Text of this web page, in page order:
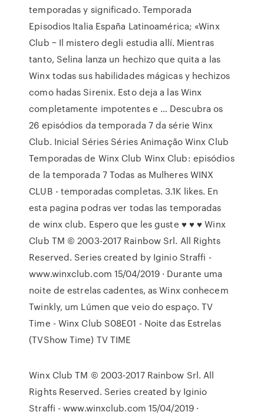
temporadas y significado. Temporada
Episodios Italia España Latinoamérica; «Winx
Club − Il mistero degli estudia allí. Mientras
tanto, Selina lanza un hechizo que quita a las
Winx todas sus habilidades mágicas y hechizos
como hadas Sirenix. Esto deja a las Winx
completamente impotentes e … Descubra os
26 episódios da temporada 7 da série Winx
Club. Inicial Séries Séries Animação Winx Club
Temporadas de Winx Club Winx Club: episódios
de la temporada 7 Todas as Mulheres WINX
CLUB - temporadas completas. 3.1K likes. En
esta pagina podras ver todas las temporadas
de winx club. Espero que les guste ♥ ♥ ♥ Winx
Club TM © 2003-2017 Rainbow Srl. All Rights
Reserved. Series created by Iginio Straffi -
www.winxclub.com 15/04/2019 · Durante uma
noite de estrelas cadentes, as Winx conhecem
Twinkly, um Lúmen que veio do espaço. TV
Time - Winx Club S08E01 - Noite das Estrelas
(TVShow Time) TV TIME
Winx Club TM © 2003-2017 Rainbow Srl. All
Rights Reserved. Series created by Iginio
Straffi - www.winxclub.com 15/04/2019 ·